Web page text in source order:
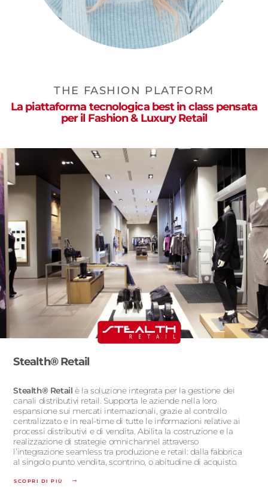
THE FASHION PLATFORM
La piattaforma tecnologica best in class pensata
per il Fashion & Luxury Retail
Stealth® Retail
Stealth® Retail è la soluzione integrata per la gestione dei
canali distributivi retail. Supporta le aziende nella loro
espansione sui mercati internazionali, grazie al controllo
centralizzato e in real-time di tutte le informazioni relative ai
processi distributivi e di vendita. Abilita la costruzione e la
realizzazione di strategie omnichannel attraverso
l’integrazione seamless tra produzione e retail: dalla fabbrica
al singolo punto vendita, scontrino, o abitudine di acquisto.
SCOPRI DI PIÙ